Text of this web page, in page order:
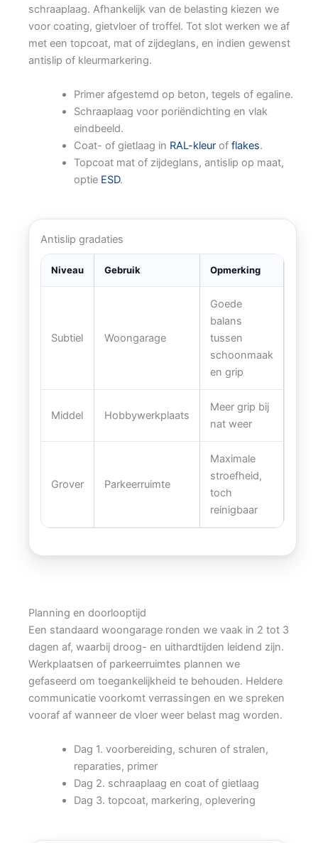
schraaplaag. Afhankelijk van de belasting kiezen we
voor coating, gietvloer of troffel. Tot slot werken we af
met een topcoat, mat of zijdeglans, en indien gewenst
antislip of kleurmarkering.
Primer afgestemd op beton, tegels of egaline.
Schraaplaag voor poriëndichting en vlak
eindbeeld.
Coat- of gietlaag in RAL-kleurof flakes.
Topcoat mat of zijdeglans, antislip op maat,
optie ESD.
Antislip gradaties
Niveau Gebruik Opmerking
Subtiel Woongarage
Goede
balans
tussen
schoonmaak
en grip
Middel Hobbywerkplaats
Meer grip bij
nat weer
Grover Parkeerruimte
Maximale
stroefheid,
toch
reinigbaar
Planning en doorlooptijd
Een standaard woongarage ronden we vaak in 2 tot 3
dagen af, waarbij droog- en uithardtijden leidend zijn.
Werkplaatsen of parkeerruimtes plannen we
gefaseerd om toegankelijkheid te behouden. Heldere
communicatie voorkomt verrassingen en we spreken
vooraf af wanneer de vloer weer belast mag worden.
Dag 1. voorbereiding, schuren of stralen,
reparaties, primer
Dag 2. schraaplaag en coat of gietlaag
Dag 3. topcoat, markering, oplevering